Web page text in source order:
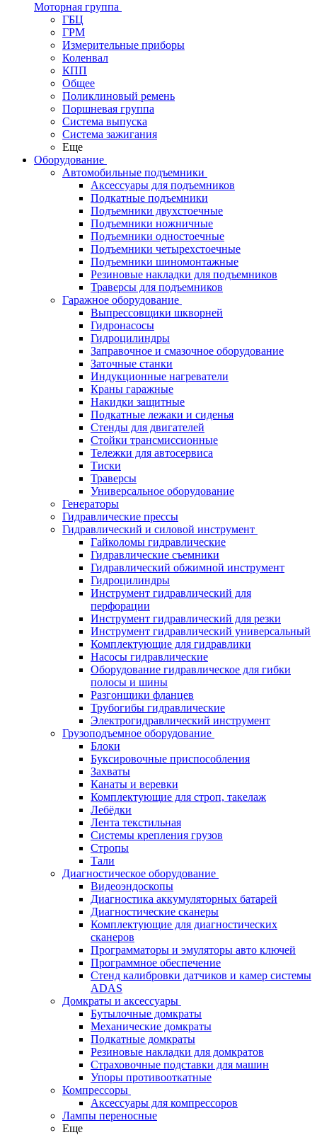
Моторная группа
ГБЦ
ГРМ
Измерительные приборы
Коленвал
КПП
Общее
Поликлиновый ремень
Поршневая группа
Система выпуска
Система зажигания
Еще
Оборудование
Автомобильные подъемники
Аксессуары для подъемников
Подкатные подъемники
Подъемники двухстоечные
Подъемники ножничные
Подъемники одностоечные
Подъемники четырехстоечные
Подъемники шиномонтажные
Резиновые накладки для подъемников
Траверсы для подъемников
Гаражное оборудование
Выпрессовщики шкворней
Гидронасосы
Гидроцилиндры
Заправочное и смазочное оборудование
Заточные станки
Индукционные нагреватели
Краны гаражные
Накидки защитные
Подкатные лежаки и сиденья
Стенды для двигателей
Стойки трансмиссионные
Тележки для автосервиса
Тиски
Траверсы
Универсальное оборудование
Генераторы
Гидравлические прессы
Гидравлический и силовой инструмент
Гайколомы гидравлические
Гидравлические съемники
Гидравлический обжимной инструмент
Гидроцилиндры
Инструмент гидравлический для
перфорации
Инструмент гидравлический для резки
Инструмент гидравлический универсальный
Комплектующие для гидравлики
Насосы гидравлические
Оборудование гидравлическое для гибки
полосы и шины
Разгонщики фланцев
Трубогибы гидравлические
Электрогидравлический инструмент
Грузоподъемное оборудование
Блоки
Буксировочные приспособления
Захваты
Канаты и веревки
Комплектующие для строп, такелаж
Лебёдки
Лента текстильная
Системы крепления грузов
Стропы
Тали
Диагностическое оборудование
Видеоэндоскопы
Диагностика аккумуляторных батарей
Диагностические сканеры
Комплектующие для диагностических
сканеров
Программаторы и эмуляторы авто ключей
Программное обеспечение
Стенд калибровки датчиков и камер системы
ADAS
Домкраты и аксессуары
Бутылочные домкраты
Механические домкраты
Подкатные домкраты
Резиновые накладки для домкратов
Страховочные подставки для машин
Упоры противооткатные
Компрессоры
Аксессуары для компрессоров
Лампы переносные
Еще